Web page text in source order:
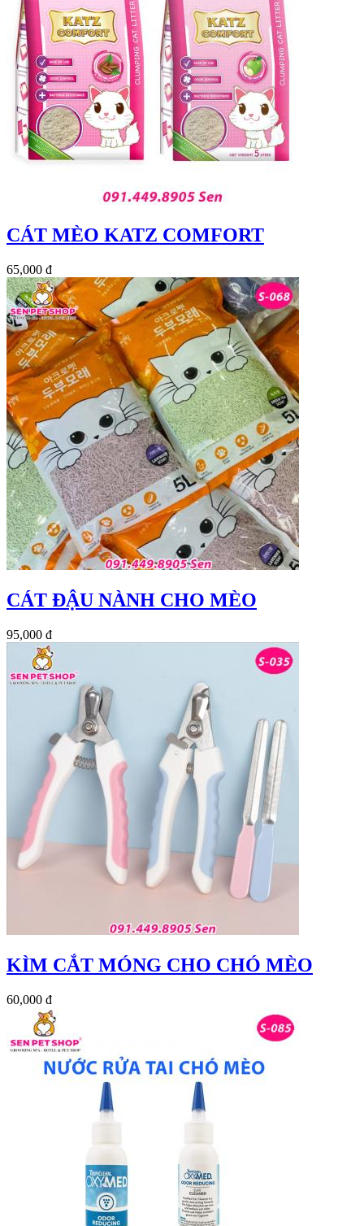
CÁT MÈO KATZ COMFORT
65,000 đ
CÁT ĐẬU NÀNH CHO MÈO
95,000 đ
KÌM CẮT MÓNG CHO CHÓ MÈO
60,000 đ